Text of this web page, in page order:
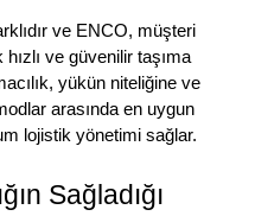
ve ENCO, müşteri
ve güvenilir taşıma
yükün niteliğine ve
arasında en uygun
lojistik yönetimi sağlar.
Sağladığı